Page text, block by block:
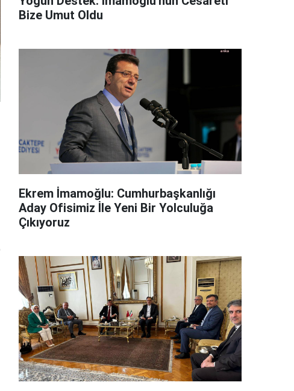
Bize Umut Oldu
Ekrem İmamoğlu: Cumhurbaşkanlığı
Aday Ofisimiz İle Yeni Bir Yolculuğa
Çıkıyoruz